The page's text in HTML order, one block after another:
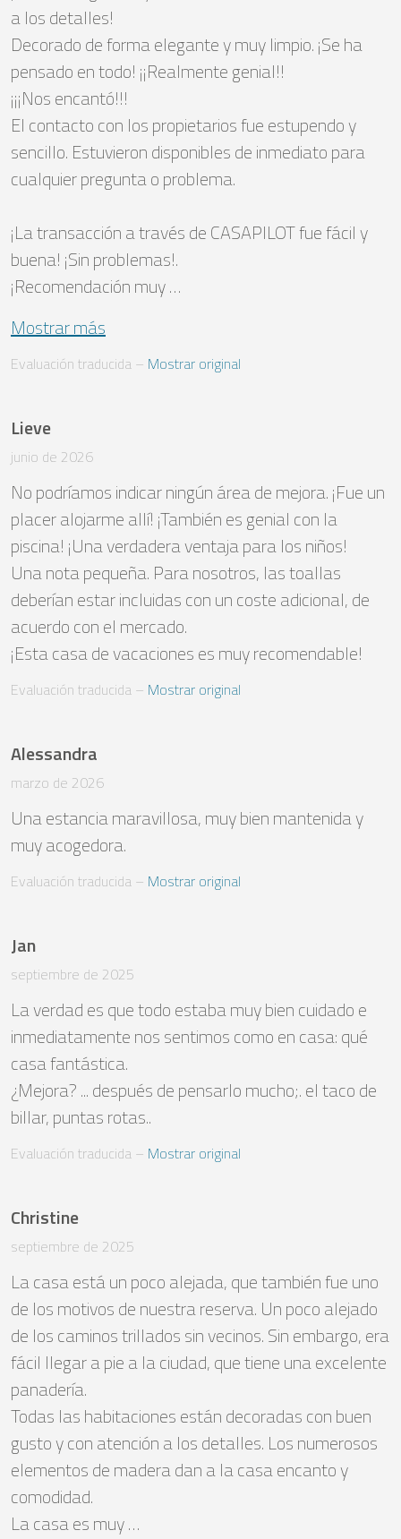
a los detalles!
Decorado de forma elegante y muy limpio. ¡Se ha
pensado en todo! ¡¡Realmente genial!!
¡¡¡Nos encantó!!!
El contacto con los propietarios fue estupendo y
sencillo. Estuvieron disponibles de inmediato para
cualquier pregunta o problema.
¡La transacción a través de CASAPILOT fue fácil y
buena! ¡Sin problemas!.
¡Recomendación muy …
Mostrar más
Evaluación traducida – Mostrar original
Lieve
junio de 2026
No podríamos indicar ningún área de mejora. ¡Fue un
placer alojarme allí! ¡También es genial con la
piscina! ¡Una verdadera ventaja para los niños!
Una nota pequeña. Para nosotros, las toallas
deberían estar incluidas con un coste adicional, de
acuerdo con el mercado.
¡Esta casa de vacaciones es muy recomendable!
Evaluación traducida – Mostrar original
Alessandra
marzo de 2026
Una estancia maravillosa, muy bien mantenida y
muy acogedora.
Evaluación traducida – Mostrar original
Jan
septiembre de 2025
La verdad es que todo estaba muy bien cuidado e
inmediatamente nos sentimos como en casa: qué
casa fantástica.
¿Mejora? ... después de pensarlo mucho;. el taco de
billar, puntas rotas..
Evaluación traducida – Mostrar original
Christine
septiembre de 2025
La casa está un poco alejada, que también fue uno
de los motivos de nuestra reserva. Un poco alejado
de los caminos trillados sin vecinos. Sin embargo, era
fácil llegar a pie a la ciudad, que tiene una excelente
panadería.
Todas las habitaciones están decoradas con buen
gusto y con atención a los detalles. Los numerosos
elementos de madera dan a la casa encanto y
comodidad.
La casa es muy …